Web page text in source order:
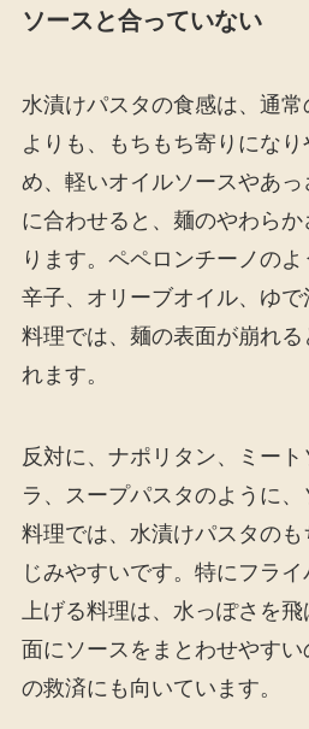
ソースと合っていない
水漬けパスタの食感は、通
よりも、もちもち寄りにな
め、軽いオイルソースやあ
に合わせると、麺のやわら
ります。ペペロンチーノの
辛子、オリーブオイル、ゆ
料理では、麺の表面が崩れ
れます。
反対に、ナポリタン、ミー
ラ、スープパスタのように
料理では、水漬けパスタの
じみやすいです。特にフラ
上げる料理は、水っぽさを
面にソースをまとわせやすい
の救済にも向いています。